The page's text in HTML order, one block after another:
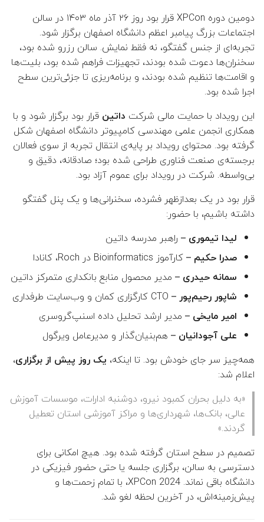
👤 علیرضا عبدالهی
👤 علیرضا امینی هرندی
👤 افشین پرورده
👤 جواد اسداللهی
👤 احسان زمان‌زاده (مدیر
👤 فاطمه خسروی (معاون
👤 فرخنده السادات سجادی
👤 مجید فخار
👤 فهیمه طورانی فرانی
👤 هوشنگ طالبی حبیب
👤 حمید بیدرام
👤 ایرج کاظمی
👤 مجید اسدی
👤 محسن ملکی
دومین دوره XPCon قرار بود روز ۲۶ آذر ماه ۱۴۰۳ در سالن
اجتماعات بزرگ پیامبر اعظم دانشگاه اصفهان برگزار شود.
تجربه‌ای از جنس گفتگو، نه فقط نمایش. سالن رزرو شده بود،
سخنران‌ها دعوت شده بودند، تجهیزات فراهم شده بود، بلیت‌ها
و اقامت‌ها تنظیم شده بودند، و برنامه‌ریزی تا جزئی‌ترین سطح
اجرا شده بود.
این رویداد با حمایت مالی شرکت داتین قرار بود برگزار شود و با
همکاری انجمن علمی مهندسی کامپیوتر دانشگاه اصفهان شکل
گرفته بود. محتوای رویداد بر پایه‌ی انتقال تجربه از سوی فعالان
برجسته‌ی صنعت فناوری طراحی شده بود؛ صادقانه، دقیق و
بی‌واسطه. شرکت در رویداد برای عموم آزاد بود.
قرار بود در یک بعدازظهر فشرده، سخنرانی‌ها و یک پنل گفتگو
داشته باشیم، با حضور:
لیدا تیموری – راهبر مدرسه داتین
صدرا حکیم – کارآموز Bioinformatics در Roch، کانادا
سمانه حیدری – مدیر محصول منابع بانکداری متمرکز داتین
شاپور رحیم‌پور– CTO کارگزاری کمان و وب‌سایت طرفداری
امیر مایخی – مدیر ارشد تحلیل داده اسنپ‌گروسری
علی آجودانیان – هم‌بنیان‌گذار و مدیرعامل ویرگول
همه‌چیز سر جای خودش بود. تا اینکه، یک روز پیش از برگزاری،
اعلام شد:
«به دلیل بحران کمبود نیرو، دوشنبه ادارات، موسسات آموزش
عالی، بانک‌ها، شهرداری‌ها و مراکز آموزشی استان تعطیل
گردند.»
تصمیم در سطح استان گرفته شده بود. هیچ امکانی برای
دسترسی به سالن، برگزاری جلسه یا حتی حضور فیزیکی در
دانشگاه باقی نماند. XPCon 2024، با تمام زحمت‌ها و
پیش‌زمینه‌اش، در آخرین لحظه لغو شد.